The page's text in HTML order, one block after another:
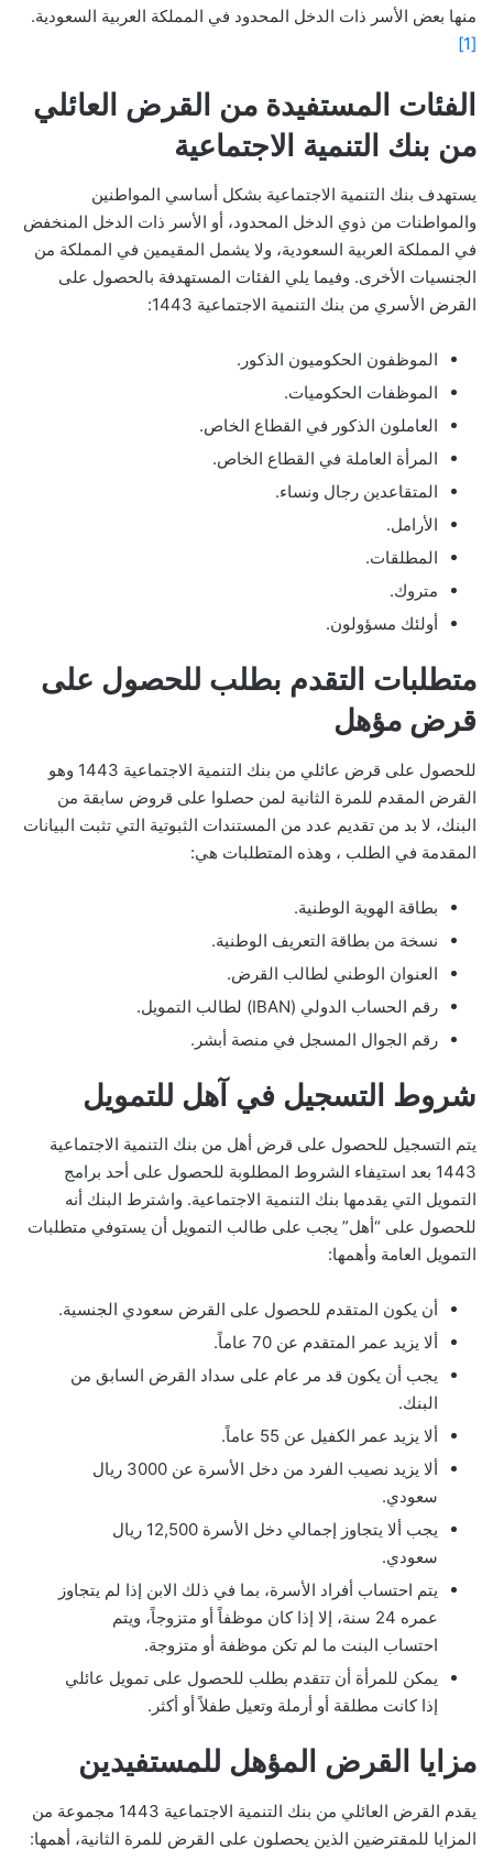
منها بعض الأسر ذات الدخل المحدود في المملكة العربية السعودية.
[1]
الفئات المستفيدة من القرض العائلي
من بنك التنمية الاجتماعية
يستهدف بنك التنمية الاجتماعية بشكل أساسي المواطنين
والمواطنات من ذوي الدخل المحدود، أو الأسر ذات الدخل المنخفض
في المملكة العربية السعودية، ولا يشمل المقيمين في المملكة من
الجنسيات الأخرى. وفيما يلي الفئات المستهدفة بالحصول على
القرض الأسري من بنك التنمية الاجتماعية 1443:
الموظفون الحكوميون الذكور.
الموظفات الحكوميات.
العاملون الذكور في القطاع الخاص.
المرأة العاملة في القطاع الخاص.
المتقاعدين رجال ونساء.
الأرامل.
المطلقات.
متروك.
أولئك مسؤولون.
متطلبات التقدم بطلب للحصول على
قرض مؤهل
للحصول على قرض عائلي من بنك التنمية الاجتماعية 1443 وهو
القرض المقدم للمرة الثانية لمن حصلوا على قروض سابقة من
البنك، لا بد من تقديم عدد من المستندات الثبوتية التي تثبت البيانات
المقدمة في الطلب ، وهذه المتطلبات هي:
بطاقة الهوية الوطنية.
نسخة من بطاقة التعريف الوطنية.
العنوان الوطني لطالب القرض.
رقم الحساب الدولي (IBAN) لطالب التمويل.
رقم الجوال المسجل في منصة أبشر.
شروط التسجيل في آهل للتمويل
يتم التسجيل للحصول على قرض أهل من بنك التنمية الاجتماعية
1443 بعد استيفاء الشروط المطلوبة للحصول على أحد برامج
التمويل التي يقدمها بنك التنمية الاجتماعية. واشترط البنك أنه
للحصول على “أهل” يجب على طالب التمويل أن يستوفي متطلبات
التمويل العامة وأهمها:
أن يكون المتقدم للحصول على القرض سعودي الجنسية.
ألا يزيد عمر المتقدم عن 70 عاماً.
يجب أن يكون قد مر عام على سداد القرض السابق من
البنك.
ألا يزيد عمر الكفيل عن 55 عاماً.
ألا يزيد نصيب الفرد من دخل الأسرة عن 3000 ريال
سعودي.
يجب ألا يتجاوز إجمالي دخل الأسرة 12,500 ريال
سعودي.
يتم احتساب أفراد الأسرة، بما في ذلك الابن إذا لم يتجاوز
عمره 24 سنة، إلا إذا كان موظفاً أو متزوجاً، ويتم
احتساب البنت ما لم تكن موظفة أو متزوجة.
يمكن للمرأة أن تتقدم بطلب للحصول على تمويل عائلي
إذا كانت مطلقة أو أرملة وتعيل طفلاً أو أكثر.
مزايا القرض المؤهل للمستفيدين
يقدم القرض العائلي من بنك التنمية الاجتماعية 1443 مجموعة من
المزايا للمقترضين الذين يحصلون على القرض للمرة الثانية، أهمها: